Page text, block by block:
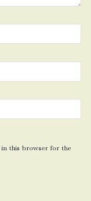
in this browser for the